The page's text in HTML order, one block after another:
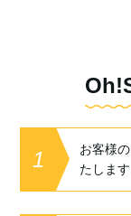
1 お客様
たします